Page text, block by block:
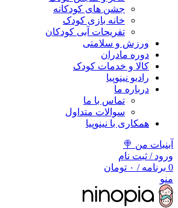
جشن های کودکانه
خانه بازی کودک
تفریحات آبی کودکان
ورزش و سلامتی
دوره مادران
کالا و خدمات کودک
رادیو نینوپیا
درباره ما
تماس با ما
سوالات متداول
همکاری با نینوپیا
آبنبات من 🍭
ورود / ثبت نام
0 برنامه / ۰ تومان
منو